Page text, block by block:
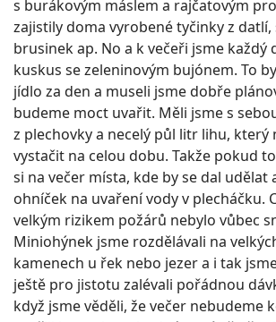
s burákovým máslem a rajčatovým
zajistily doma vyrobené tyčinky z
brusinek ap. No a k večeři jsme každý
kuskus se zeleninovým bujónem. To
jídlo za den a museli jsme dobře
budeme moct uvařit. Měli jsme s
z plechovky a necelý půl litr lihu, který
vystačit na celou dobu. Takže pokud
si na večer místa, kde by se dal udělat
ohníček na uvaření vody v plecháčku.
velkým rizikem požárů nebylo vůbec
Miniohýnek jsme rozdělávali na
kamenech u řek nebo jezer a i tak
ještě pro jistotu zalévali pořádnou
když jsme věděli, že večer nebudeme